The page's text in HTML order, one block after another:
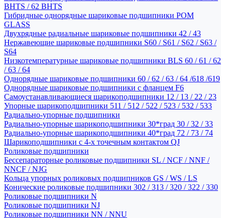
BHTS / 62 BHTS
Гибридные однорядные шариковые подшипники POM
GLASS
Двухрядные радиальные шариковые подшипники 42 / 43
Нержавеющие шариковые подшипники S60 / S61 / S62 / S63 /
S64
Низкотемпературные шариковые подшипники BLS 60 / 61 / 62
/ 63 / 64
Однорядные шариковые подшипники 60 / 62 / 63 / 64 /618 /619
Однорядные шариковые подшипники с фланцем F6
Самоустанавливающиеся шарикоподшипники 12 / 13 / 22 / 23
Упорные шарикоподшипники 511 / 512 / 522 / 523 / 532 / 533
Радиально-упорные подшипники
Радиально-упорные шарикоподшипники 30*град 30 / 32 / 33
Радиально-упорные шарикоподшипники 40*град 72 / 73 / 74
Шарикоподшипники с 4-х точечным контактом QJ
Роликовые подшипники
Бессепараторные роликовые подшипники SL / NCF / NNF /
NNCF / NJG
Кольца упорных роликовых подшипников GS / WS / LS
Конические роликовые подшипники 302 / 313 / 320 / 322 / 330
Роликовые подшипники N
Роликовые подшипники NJ
Роликовые подшипники NN / NNU